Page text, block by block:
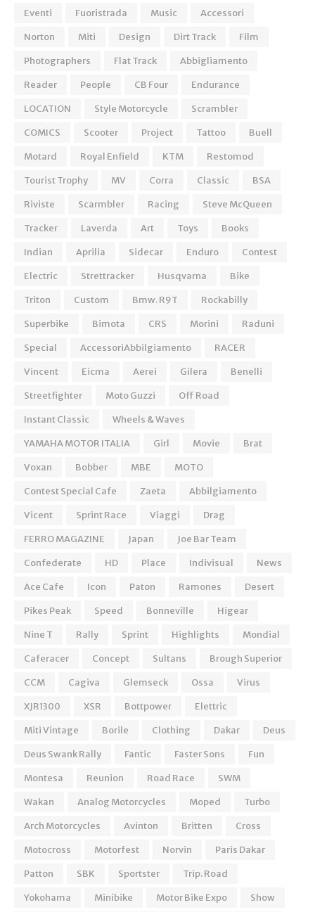
Eventi
Fuoristrada Music
Accessori
Norton
Miti Design Dirt Track
Film
Photographers
Flat Track
Abbigliamento
Reader
People CB Four
Endurance
LOCATION
Style Motorcycle
Scrambler
COMICS
Scooter Project Tattoo
Buell
Motard
Royal Enfield KTM
Restomod
Tourist Trophy
MV Corra Classic
BSA
Riviste
Scarmbler Racing
Steve McQueen
Tracker
Laverda Art Toys
Books
Indian
Aprilia Sidecar Enduro
Contest
Electric
Strettracker Husqvarna
Bike
Triton
Custom Bmw. R9T
Rockabilly
Superbike
Bimota CRS Morini
Raduni
Special
AccessoriAbbilgiamento
RACER
Vincent
Eicma Aerei Gilera
Benelli
Streetfighter
Moto Guzzi
Off Road
Instant Classic
Wheels & Waves
YAMAHA MOTOR ITALIA
Girl Movie
Brat
Voxan
Bobber MBE
MOTO
Contest Special Cafe
Zaeta
Abbilgiamento
Vicent
Sprint Race Viaggi
Drag
FERRO MAGAZINE
Japan
Joe Bar Team
Confederate
HD Place Indivisual
News
Ace Cafe
Icon Paton Ramones
Desert
Pikes Peak
Speed Bonneville
Higear
Nine T
Rally Sprint Highlights
Mondial
Caferacer
Concept Sultans
Brough Superior
CCM
Cagiva Glemseck Ossa
Virus
XJR1300
XSR Bottpower
Elettric
Miti Vintage
Borile Clothing Dakar
Deus
Deus Swank Rally
Fantic Faster Sons
Fun
Montesa
Reunion Road Race
SWM
Wakan
Analog Motorcycles Moped
Turbo
Arch Motorcycles
Avinton Britten
Cross
Motocross
Motorfest Norvin
Paris Dakar
Patton
SBK Sportster
Trip. Road
Yokohama
Minibike Motor Bike Expo Show